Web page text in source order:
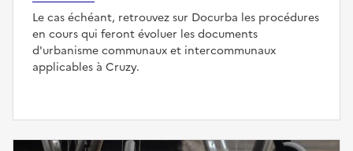
Le cas échéant, retrouvez sur Docurba les procédures
en cours qui feront évoluer les documents
d'urbanisme communaux et intercommunaux
applicables à Cruzy.